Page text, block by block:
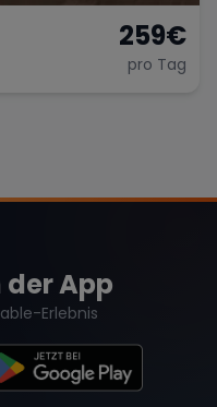
259€
pro Tag
der App
Erlebnis